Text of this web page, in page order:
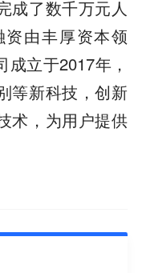
成了数千万元人
由丰厚资本领
立于2017年，
等新科技，创新
术，为用户提供